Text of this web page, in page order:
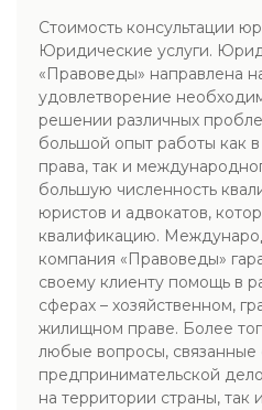
Стоимость консультации
Юридические услуги.
«Правоведы» направлена
удовлетворение
решении различных
большой опыт работы как
права, так и
большую численность
юристов и адвокатов,
квалификацию.
компания «Правоведы»
своему клиенту помощь в
сферах – хозяйственном,
жилищном праве. Более
любые вопросы, связанные
предпринимательской
на территории страны,